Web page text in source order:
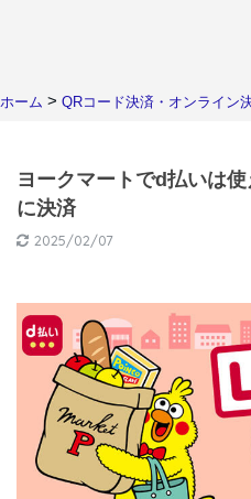
ホーム > QRコード決済・オンライン
ヨークマートでd払いは
に決済
2025/02/07